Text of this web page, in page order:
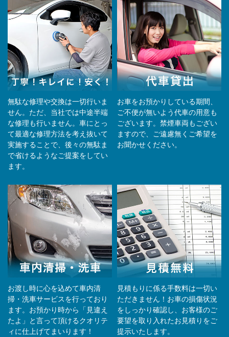
無駄な修理や交換は一切行いま
せん。ただ、当社では中途半端
な修理も行いません。車にとっ
て最適な修理方法を考え抜いて
実施することで、後々の無駄ま
で省けるようなご提案をしてい
ます。
お車をお預かりしている期間、
ご不便が無いよう代車の用意も
ございます。禁煙車両もござい
ますので、ご遠慮無くご希望を
お聞かせください。
お渡し時に心を込めて車内清
掃・洗車サービスを行っており
ます。お預かり時から「見違え
たよ」と言って頂けるクオリテ
ィに仕上げてまいります！
見積もりに係る手数料は一切い
ただきません！お車の損傷状況
をしっかり確認し、お客様のご
要望を取り入れたお見積りをご
提示いたします。